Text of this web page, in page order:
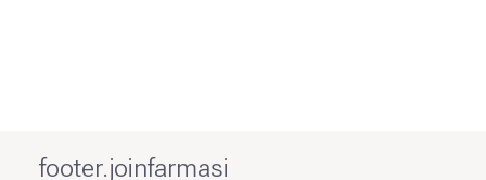
footer.joinfarmasi